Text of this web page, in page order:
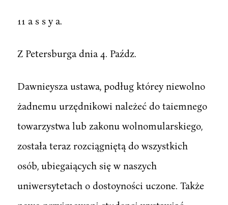
11 a s s y a.
Z Petersburga dnia 4. Paźdz.
Dawnieysza ustawa, podług którey niewolno
żadnemu urzędnikowi należeć do taiemnego
towarzystwa lub zakonu wolnomularskiego,
została teraz rozciągniętą do wszystkich
osób, ubiegaiących się w naszych
uniwersytetach o dostoyności uczone. Także